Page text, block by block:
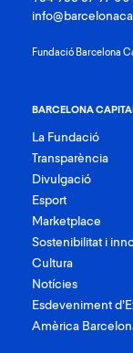
Fundació Barcelona
BARCELONA
La Fundació
Transparència
Divulgació
Esport
Marketplace
Sostenibilitat i
Cultura
Notícies
Esdeveniment
Amèrica